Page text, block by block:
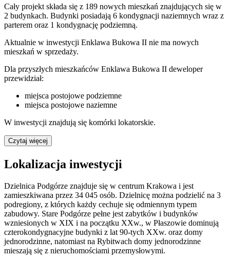
Cały projekt składa się z 189 nowych mieszkań znajdujących się w
2 budynkach. Budynki posiadają 6 kondygnacji naziemnych wraz z
parterem oraz 1 kondygnację podziemną.
Aktualnie w inwestycji Enklawa Bukowa II nie ma nowych
mieszkań w sprzedaży.
Dla przyszłych mieszkańców Enklawa Bukowa II deweloper
przewidział:
miejsca postojowe podziemne
miejsca postojowe naziemne
W inwestycji znajdują się komórki lokatorskie.
Czytaj więcej
Lokalizacja inwestycji
Dzielnica Podgórze znajduje się w centrum Krakowa i jest
zamieszkiwana przez 34 045 osób. Dzielnicę można podzielić na 3
podregiony, z których każdy cechuje się odmiennym typem
zabudowy. Stare Podgórze pełne jest zabytków i budynków
wzniesionych w XIX i na początku XXw., w Płaszowie dominują
czterokondygnacyjne budynki z lat 90-tych XXw. oraz domy
jednorodzinne, natomiast na Rybitwach domy jednorodzinne
mieszają się z nieruchomościami przemysłowymi.